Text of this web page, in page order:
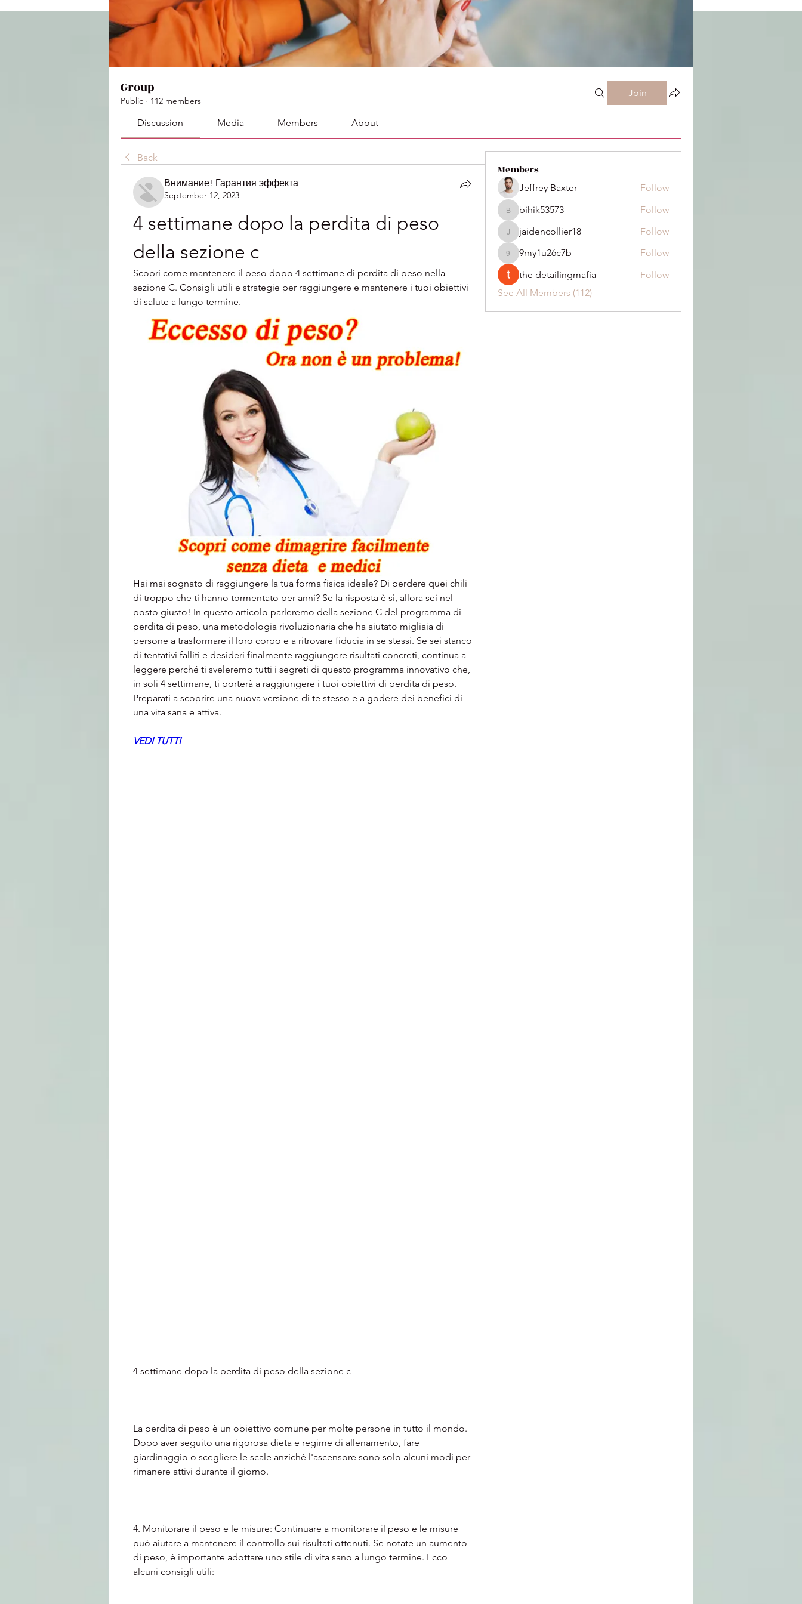
Group
Public · 112 members
Join
Discussion Media Members About
Back
Внимание! Гарантия эффекта
September 12, 2023
4 settimane dopo la perdita di peso
della sezione c
Scopri come mantenere il peso dopo 4 settimane di perdita di peso nella
sezione C. Consigli utili e strategie per raggiungere e mantenere i tuoi obiettivi
di salute a lungo termine.
Hai mai sognato di raggiungere la tua forma fisica ideale? Di perdere quei chili
di troppo che ti hanno tormentato per anni? Se la risposta è sì, allora sei nel
posto giusto! In questo articolo parleremo della sezione C del programma di
perdita di peso, una metodologia rivoluzionaria che ha aiutato migliaia di
persone a trasformare il loro corpo e a ritrovare fiducia in se stessi. Se sei stanco
di tentativi falliti e desideri finalmente raggiungere risultati concreti, continua a
leggere perché ti sveleremo tutti i segreti di questo programma innovativo che,
in soli 4 settimane, ti porterà a raggiungere i tuoi obiettivi di perdita di peso.
Preparati a scoprire una nuova versione di te stesso e a godere dei benefici di
una vita sana e attiva.
VEDI TUTTI
4 settimane dopo la perdita di peso della sezione c
La perdita di peso è un obiettivo comune per molte persone in tutto il mondo.
Dopo aver seguito una rigorosa dieta e regime di allenamento, fare
giardinaggio o scegliere le scale anziché l'ascensore sono solo alcuni modi per
rimanere attivi durante il giorno.
4. Monitorare il peso e le misure: Continuare a monitorare il peso e le misure
può aiutare a mantenere il controllo sui risultati ottenuti. Se notate un aumento
di peso, è importante adottare uno stile di vita sano a lungo termine. Ecco
alcuni consigli utili:
Members
Jeffrey Baxter Follow
bihik53573
bihik53573 Follow
jaidencollier18
jaidencollier18 Follow
9my1u26c7b
9my1u26c7b
Follow
the detailingmafia
Follow
See All Members (112)